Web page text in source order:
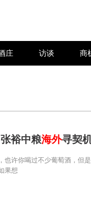
庄 访谈 商
裕中粮海外寻契
也许你喝过不少葡萄酒，但
果想